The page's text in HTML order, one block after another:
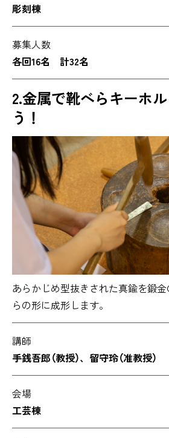
彫刻棟
募集人数
各回16名 計32名
2.金属で靴べらキーホ
う！
あらかじめ型抜きされた真鍮を鍛
らの形に成形します。
講師
手銭吾郎（教授）、留守玲（准教授）
会場
工芸棟